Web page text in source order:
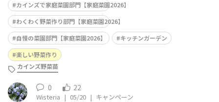
カインズで家庭菜園部門【家庭菜園2026】
わくわく野菜作り部門【家庭菜園2026】
自慢の菜園部門【家庭菜園2026】
キッチンガーデン
楽しい野菜作り
カインズ野菜苗
0 22
Wisteria | 05/20 | キャンペーン